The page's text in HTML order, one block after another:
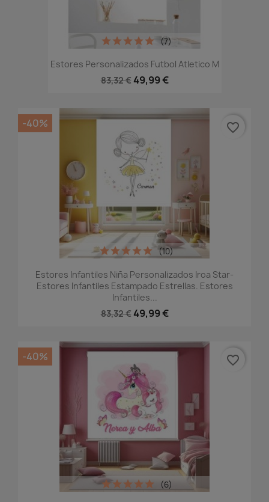
Estores Personalizados Futbol Atletico M
83,32 € 49,99 €
(7)
Estores Infantiles Niña Personalizados Iroa Star-
Estores Infantiles Estampado Estrellas. Estores
Infantiles...
83,32 € 49,99 €
(10)
-40% favorite_border
(6)
-40% favorite_border